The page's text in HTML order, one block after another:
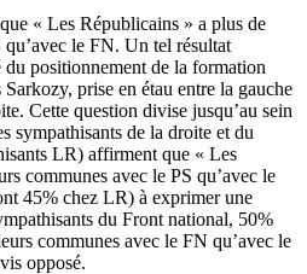
« Les Républicains » a plus de
le FN. Un tel résultat
positionnement de la formation
prise en étau entre la gauche
Cette question divise jusqu’au sein
sympathisants de la droite et du
LR) affirment que « Les
communes avec le PS qu’avec le
45% chez LR) à exprimer une
du Front national, 50%
communes avec le FN qu’avec le
opposé.